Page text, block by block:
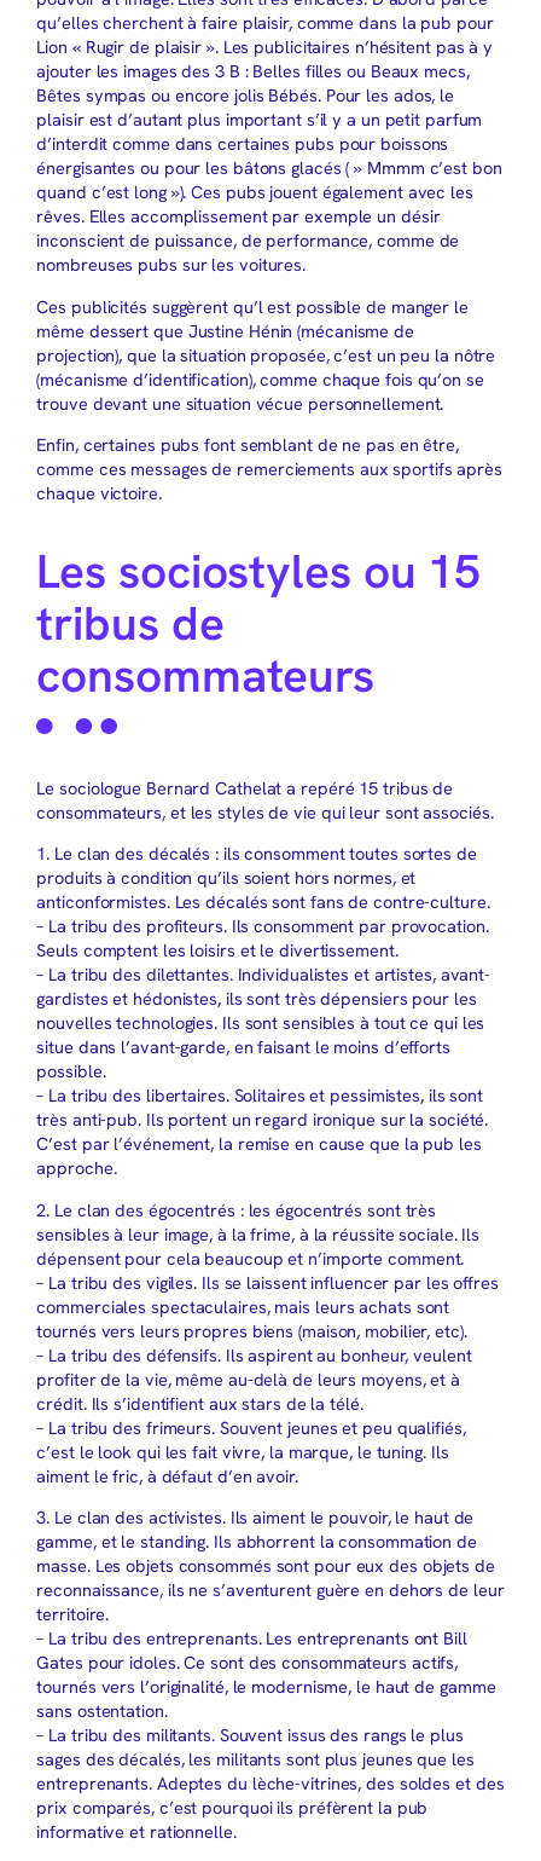
qu’elles cherchent à faire plaisir, comme dans la pub pour
Lion « Rugir de plaisir ». Les publicitaires n’hésitent pas à y
ajouter les images des 3 B : Belles filles ou Beaux mecs,
Bêtes sympas ou encore jolis Bébés. Pour les ados, le
plaisir est d’autant plus important s’il y a un petit parfum
d’interdit comme dans certaines pubs pour boissons
énergisantes ou pour les bâtons glacés ( » Mmmm c’est bon
quand c’est long »). Ces pubs jouent également avec les
rêves. Elles accomplissement par exemple un désir
inconscient de puissance, de performance, comme de
nombreuses pubs sur les voitures.
Ces publicités suggèrent qu’l est possible de manger le
même dessert que Justine Hénin (mécanisme de
projection), que la situation proposée, c’est un peu la nôtre
(mécanisme d’identification), comme chaque fois qu’on se
trouve devant une situation vécue personnellement.
Enfin, certaines pubs font semblant de ne pas en être,
comme ces messages de remerciements aux sportifs après
chaque victoire.
Les sociostyles ou 15
tribus de
consommateurs
Le sociologue Bernard Cathelat a repéré 15 tribus de
consommateurs, et les styles de vie qui leur sont associés.
1. Le clan des décalés : ils consomment toutes sortes de
produits à condition qu’ils soient hors normes, et
anticonformistes. Les décalés sont fans de contre-culture.
– La tribu des profiteurs. Ils consomment par provocation.
Seuls comptent les loisirs et le divertissement.
– La tribu des dilettantes. Individualistes et artistes, avant-
gardistes et hédonistes, ils sont très dépensiers pour les
nouvelles technologies. Ils sont sensibles à tout ce qui les
situe dans l’avant-garde, en faisant le moins d’efforts
possible.
– La tribu des libertaires. Solitaires et pessimistes, ils sont
très anti-pub. Ils portent un regard ironique sur la société.
C’est par l’événement, la remise en cause que la pub les
approche.
2. Le clan des égocentrés : les égocentrés sont très
sensibles à leur image, à la frime, à la réussite sociale. Ils
dépensent pour cela beaucoup et n’importe comment.
– La tribu des vigiles. Ils se laissent influencer par les offres
commerciales spectaculaires, mais leurs achats sont
tournés vers leurs propres biens (maison, mobilier, etc).
– La tribu des défensifs. Ils aspirent au bonheur, veulent
profiter de la vie, même au-delà de leurs moyens, et à
crédit. Ils s’identifient aux stars de la télé.
– La tribu des frimeurs. Souvent jeunes et peu qualifiés,
c’est le look qui les fait vivre, la marque, le tuning. Ils
aiment le fric, à défaut d’en avoir.
3. Le clan des activistes. Ils aiment le pouvoir, le haut de
gamme, et le standing. Ils abhorrent la consommation de
masse. Les objets consommés sont pour eux des objets de
reconnaissance, ils ne s’aventurent guère en dehors de leur
territoire.
– La tribu des entreprenants. Les entreprenants ont Bill
Gates pour idoles. Ce sont des consommateurs actifs,
tournés vers l’originalité, le modernisme, le haut de gamme
sans ostentation.
– La tribu des militants. Souvent issus des rangs le plus
sages des décalés, les militants sont plus jeunes que les
entreprenants. Adeptes du lèche-vitrines, des soldes et des
prix comparés, c’est pourquoi ils préfèrent la pub
informative et rationnelle.